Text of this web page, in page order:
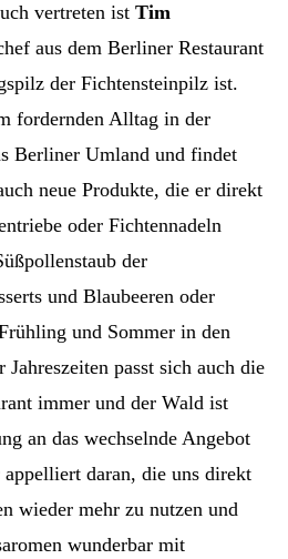
vertreten ist Tim
aus dem Berliner Restaurant
der Fichtensteinpilz ist.
fordernden Alltag in der
Berliner Umland und findet
neue Produkte, die er direkt
oder Fichtennadeln
der
und Blaubeeren oder
und Sommer in den
passt sich auch die
immer und der Wald ist
an das wechselnde Angebot
appelliert daran, die uns direkt
wieder mehr zu nutzen und
wunderbar mit